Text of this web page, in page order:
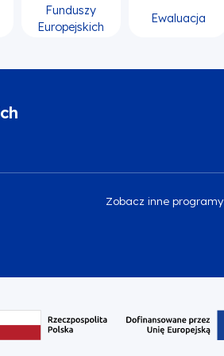
Funduszy
Europejskich
Ewaluacja
Zobacz inne programy